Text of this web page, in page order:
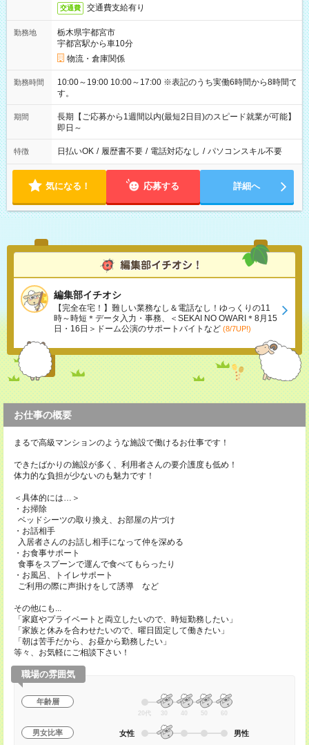
交通費 交通費支給有り
勤務地
栃木県宇都宮市
宇都宮駅から車10分
物流・倉庫関係
勤務時間
10:00～19:00 10:00～17:00 ※表記のうち実働6時間から8時間で
す。
期間
長期【ご応募から1週間以内(最短2日目)のスピード就業が可能】
即日～
特徴 日払いOK / 履歴書不要 / 電話対応なし / パソコンスキル不要
気になる！ 応募する 詳細へ
編集部イチオシ
【完全在宅！】難しい業務なし＆電話なし！ゆっくりの11
時～時短＊データ入力・事務、＜SEKAI NO OWARI＊8月15
日・16日＞ドーム公演のサポートバイトなど (8/7UP!)
お仕事の概要
まるで高級マンションのような施設で働けるお仕事です！
できたばかりの施設が多く、利用者さんの要介護度も低め！
体力的な負担が少ないのも魅力です！
＜具体的には…＞
・お掃除
ベッドシーツの取り換え、お部屋の片づけ
・お話相手
入居者さんのお話し相手になって仲を深める
・お食事サポート
食事をスプーンで運んで食べてもらったり
・お風呂、トイレサポート
ご利用の際に声掛けをして誘導 など
その他にも...
「家庭やプライベートと両立したいので、時短勤務したい」
「家族と休みを合わせたいので、曜日固定して働きたい」
「朝は苦手だから、お昼から勤務したい」
等々、お気軽にご相談下さい！
職場の雰囲気
年齢層
20代 30 40 50 60
男女比率 女性 男性